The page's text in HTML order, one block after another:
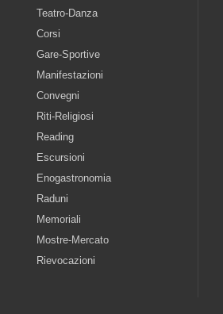
Teatro-Danza
Corsi
Gare-Sportive
Manifestazioni
Convegni
Riti-Religiosi
Reading
Escursioni
Enogastronomia
Raduni
Memoriali
Mostre-Mercato
Rievocazioni